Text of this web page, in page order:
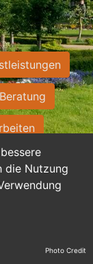
die Nutzung
Photo Credit